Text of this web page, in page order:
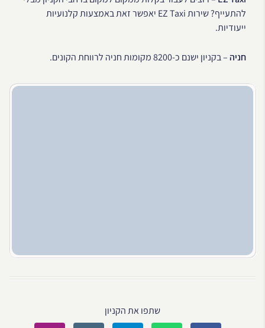
להתעייף? שירות EZ Taxi יאפשר זאת באמצעות קלנועיות
ייעודיות.
חניה– בקניון ישנם כ-8200 מקומות חניה לרווחת הקונים.
שתפו את הקניון